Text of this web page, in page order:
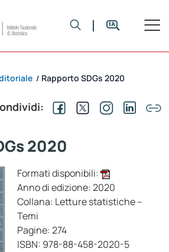
/ Rapporto SDGs 2020
2020
Formati disponibili:
Anno di edizione: 2020
Collana: Letture statistiche –
Temi
Pagine: 274
ISBN: 978-88-458-2020-5